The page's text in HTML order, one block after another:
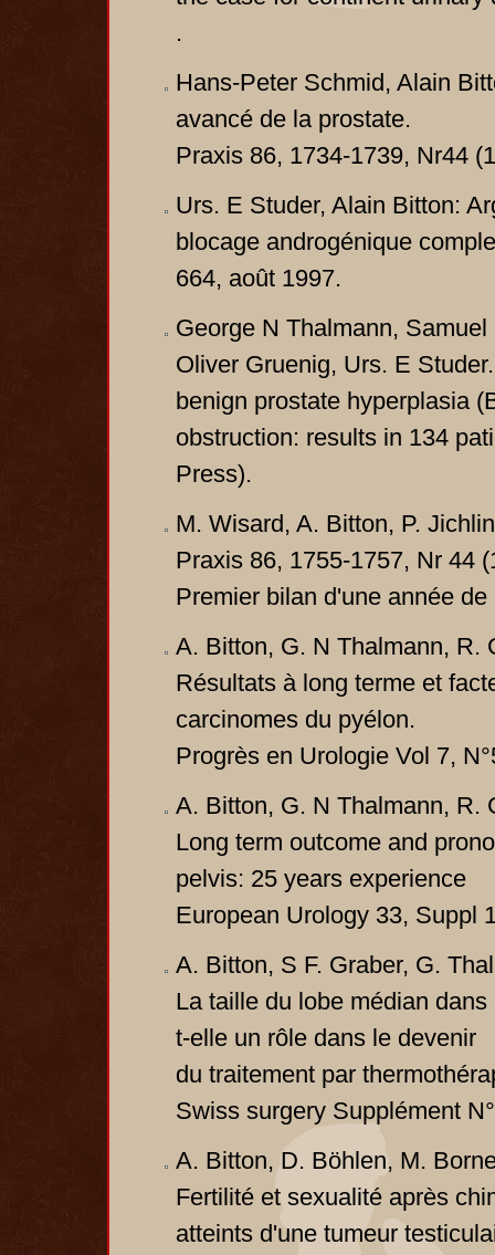
.
Hans-Peter Schmid, Alain
avancé de la prostate.
Praxis 86, 1734-1739, Nr44
Urs. E Studer, Alain Bitton:
blocage androgénique
664, août 1997.
George N Thalmann,
Oliver Gruenig, Urs. E
benign prostate hyperplasia
obstruction: results in 134
Press).
M. Wisard, A. Bitton, P.
Praxis 86, 1755-1757, Nr 44
Premier bilan d'une année
A. Bitton, G. N Thalmann, R.
Résultats à long terme et
carcinomes du pyélon.
Progrès en Urologie Vol 7,
A. Bitton, G. N Thalmann, R.
Long term outcome and
pelvis: 25 years experience
European Urology 33, Suppl
A. Bitton, S F. Graber, G.
La taille du lobe médian
t-elle un rôle dans le devenir
du traitement par
Swiss surgery Supplément
A. Bitton, D. Böhlen, M.
Fertilité et sexualité après
atteints d'une tumeur